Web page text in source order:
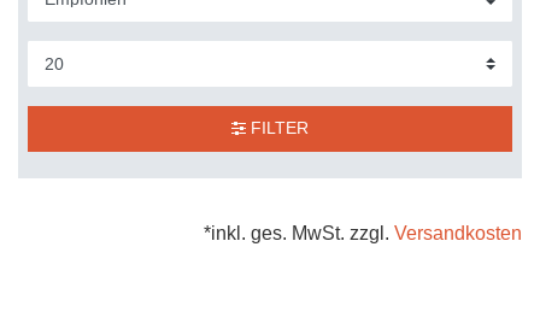
FILTER
*inkl. ges. MwSt. zzgl. Versandkosten